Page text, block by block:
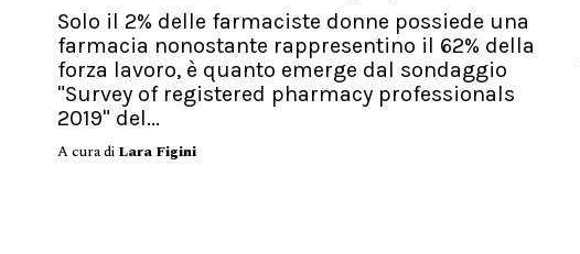
Solo il 2% delle farmaciste donne possiede una
farmacia nonostante rappresentino il 62% della
forza lavoro, è quanto emerge dal sondaggio
"Survey of registered pharmacy professionals
2019" del...
A cura di Lara Figini